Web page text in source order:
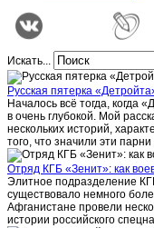
Искать...
Русская пятерка
Началось всё тогда, когда
в очень глубокой. Мой
нескольких историй,
того, что значили эти
Отряд КГБ «Зенит»: как
Элитное подразделение
существовало немного
Афганистане провели
истории российского